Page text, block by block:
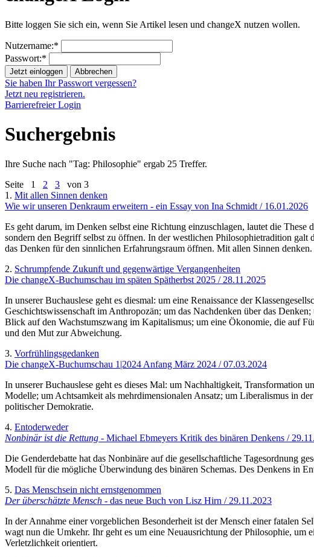
Bitte loggen Sie sich ein, wenn Sie Artikel lesen und changeX nutzen wollen.
Nutzername:*
Passwort:*
Jetzt einloggen Abbrechen
Sie haben Ihr Passwort vergessen?
Jetzt neu registrieren.
Barrierefreier Login
Suchergebnis
Ihre Suche nach "Tag: Philosophie" ergab 25 Treffer.
Seite 1 2 3 von 3
1. Mit allen Sinnen denken
Wie wir unseren Denkraum erweitern - ein Essay von Ina Schmidt / 16.01.2026
Es geht darum, im Denken selbst eine Richtung einzuschlagen, lautet die
sondern den Begriff selbst zu öffnen. In der westlichen Philosophietradition
das Denken für den sinnlichen Erfahrungsraum öffnen. Mit allen Sinnen
2. Schrumpfende Zukunft und gegenwärtige Vergangenheiten
Die changeX-Buchumschau im späten Spätherbst 2025 / 28.11.2025
In unserer Buchauslese geht es diesmal: um eine Renaissance der
Geschichtswissenschaft im Anthropozän; um das Nachdenken über das
Blick auf den Wachstumszwang im Kapitalismus; um eine Ökonomie, die auf
und den Mut zur Abweichung.
3. Vorfrühlingsgedanken
Die changeX-Buchumschau 1|2024 Anfang März 2024 / 07.03.2024
In unserer Buchauslese geht es dieses Mal: um Nachhaltigkeit, Transformation
Modelle; um Achtsamkeit als mehrdimensionalen Ansatz; um Liberalismus in
politischer Demokratie.
4. Entoderweder
Nonbinär ist die Rettung - Michael Ebmeyers Kritik des binären Denkens /
Die Genderdebatte hat das Nonbinäre auf die gesellschaftliche Tagesordnung
Modell für die mögliche Überwindung des binären Schemas. Des Denkens in
5. Das Menschsein nicht ernstgenommen
Der überschätzte Mensch - das neue Buch von Lisz Hirn / 29.11.2023
In der Annahme einer vorgeblichen Besonderheit ist der Mensch einer fatalen
wagt nun die Umkehr. Ihr geht es um eine Neuausrichtung der Philosophie, um
Verletzlichkeit orientiert.